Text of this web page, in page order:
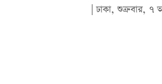
| ঢাকা, শুক্রবার,